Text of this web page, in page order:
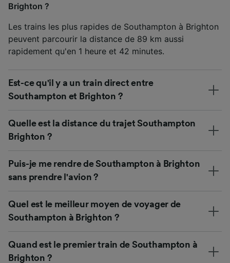
Brighton ?
Les trains les plus rapides de Southampton à Brighton
peuvent parcourir la distance de 89 km aussi
rapidement qu'en 1 heure et 42 minutes.
Est-ce qu'il y a un train direct entre
Southampton et Brighton ?
Quelle est la distance du trajet Southampton
Brighton ?
Puis-je me rendre de Southampton à Brighton
sans prendre l'avion ?
Quel est le meilleur moyen de voyager de
Southampton à Brighton ?
Quand est le premier train de Southampton à
Brighton ?